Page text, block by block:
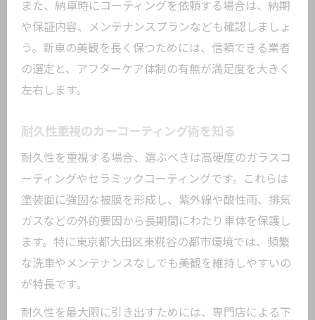
また、納車時にコーティングを依頼する場合は、納期
や保証内容、メンテナンスプランなども確認しましょ
う。新車の美観を長く保つためには、信頼できる業者
の選定と、アフターケア体制の有無が満足度を大きく
左右します。
耐久性重視のカーコーティング術を知る
耐久性を重視する場合、選ぶべきは高硬度のガラスコ
ーティングやセラミックコーティングです。これらは
塗装面に強固な被膜を形成し、紫外線や酸性雨、排気
ガスなどの外的要因から長期間にわたり車体を保護し
ます。特に東京都大田区東糀谷の都市環境では、頻繁
な洗車やメンテナンスなしでも美観を維持しやすいの
が特長です。
耐久性を最大限に引き出すためには、専門店による下